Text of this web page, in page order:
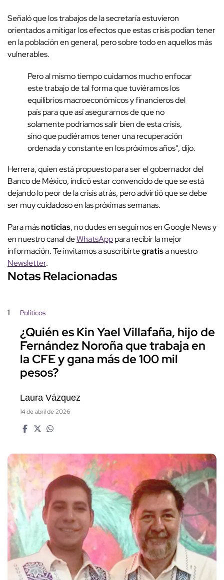
Señaló que los trabajos de la secretaría estuvieron
orientados a mitigar los efectos que estas crisis podían tener
en la población en general, pero sobre todo en aquellos más
vulnerables.
Pero al mismo tiempo cuidamos mucho enfocar
este trabajo de tal forma que tuviéramos los
equilibrios macroeconómicos y financieros del
país para que así asegurarnos de que no
solamente podríamos salir bien de esta crisis,
sino que pudiéramos tener una recuperación
ordenada y constante en los próximos años", dijo.
Herrera, quien está propuesto para ser el gobernador del
Banco de México, indicó estar convencido de que se está
dejando lo peor de la crisis atrás, pero advirtió que se debe
ser muy cuidadoso en las próximas semanas.
Para másnoticias, no dudes en seguirnos en Google News y
en nuestro canal deWhatsApppara recibir la mejor
información. Te invitamos a suscribirtegratisa nuestro
Newsletter.
Notas Relacionadas
1 Políticos
¿Quién es Kin Yael Villafaña, hijo de
Fernández Noroña que trabaja en
la CFE y gana más de 100 mil
pesos?
Laura Vázquez
14 de abril de 2026